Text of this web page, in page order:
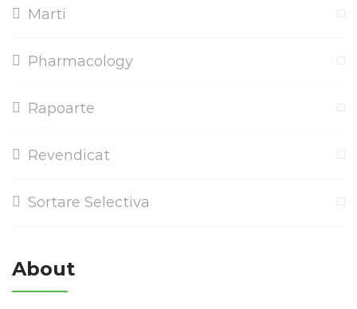
Marti
Pharmacology
Rapoarte
Revendicat
Sortare Selectiva
About